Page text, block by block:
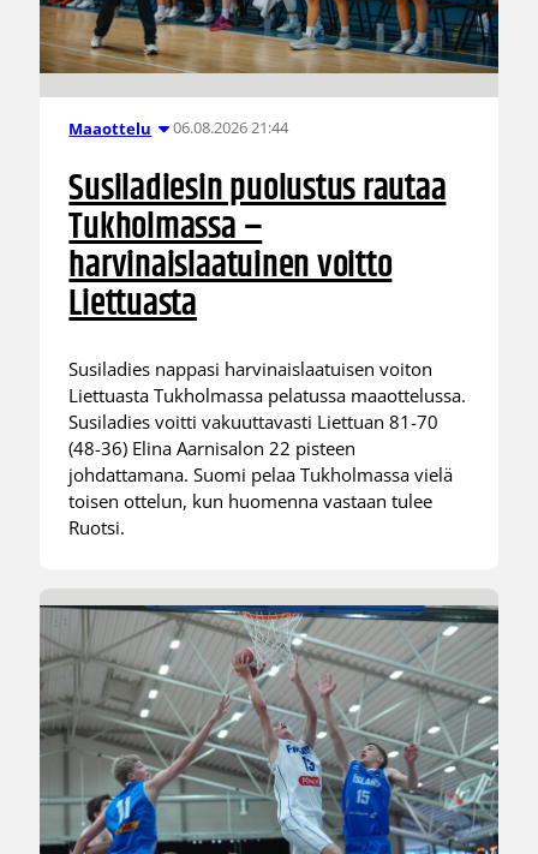
Maaottelu 06.08.2026 21:44
Susiladiesin puolustus rautaa
Tukholmassa –
harvinaislaatuinen voitto
Liettuasta
Susiladies nappasi harvinaislaatuisen voiton
Liettuasta Tukholmassa pelatussa maaottelussa.
Susiladies voitti vakuuttavasti Liettuan 81-70
(48-36) Elina Aarnisalon 22 pisteen
johdattamana. Suomi pelaa Tukholmassa vielä
toisen ottelun, kun huomenna vastaan tulee
Ruotsi.